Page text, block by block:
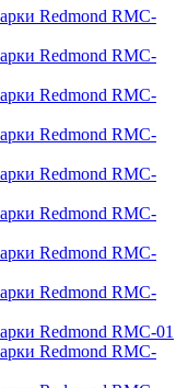
Redmond RMC-
Redmond RMC-
Redmond RMC-
Redmond RMC-
Redmond RMC-
Redmond RMC-
Redmond RMC-
Redmond RMC-
Redmond RMC-01
Redmond RMC-